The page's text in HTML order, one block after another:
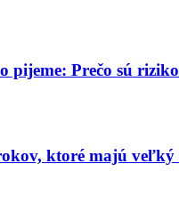
pijeme: Prečo sú
ktoré majú veľký